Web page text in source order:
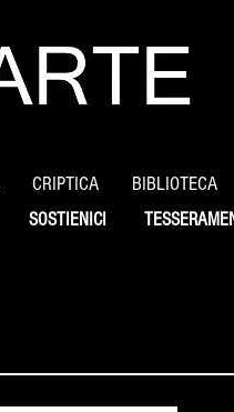
CRIPTICA BIBLIOTECA
SOSTIENICI